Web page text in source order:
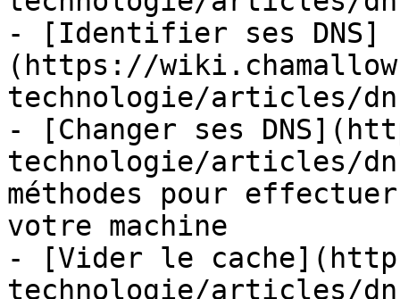
- [Identifier ses DNS]
(https://
technologie/articles/
- [Changer ses
technologie/articles/
méthodes pour
votre machine
- [Vider le
technologie/articles/